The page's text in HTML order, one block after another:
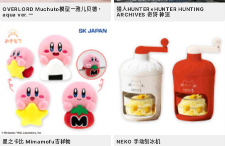
OVERLORD Muchuto模型ー雅儿贝德・
aqua ver.ー
猎人HUNTER×HUNTER HUNTING
ARCHIVES 奇犽 神速
星之卡比 Mimamofu吉祥物 NEKO 手动刨冰机